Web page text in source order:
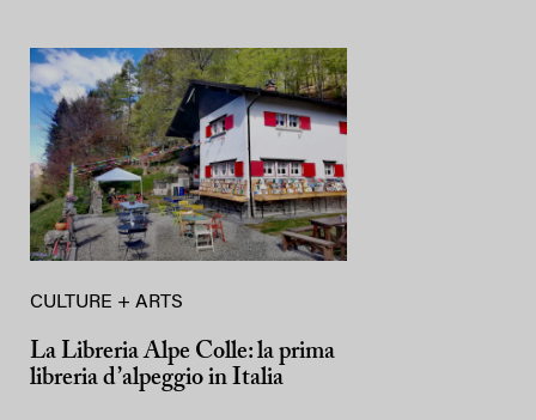
CULTURE + ARTS
La Libreria Alpe Colle: la prima
libreria d’alpeggio in Italia